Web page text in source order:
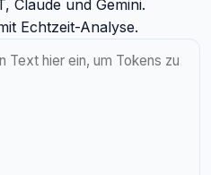
Claude und Gemini.
Echtzeit-Analyse.